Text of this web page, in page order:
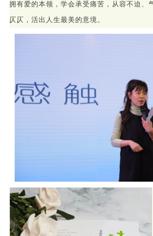
拥有爱的本领，学会承受痛苦，从容不迫、
仄仄，活出人生最美的意境。